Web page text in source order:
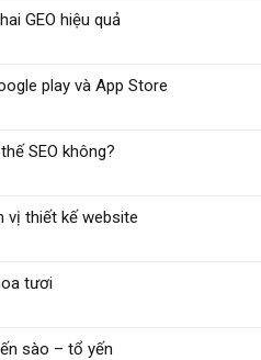
GEO hiệu quả
play và App Store
SEO không?
vị thiết kế website
tươi
sào – tổ yến